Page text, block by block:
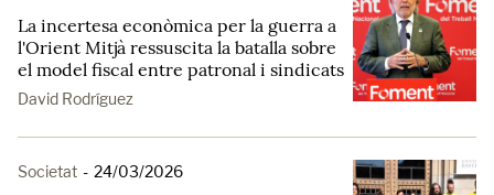
La incertesa econòmica per la guerra a
l'Orient Mitjà ressuscita la batalla sobre
el model fiscal entre patronal i sindicats
David Rodríguez
Societat - 24/03/2026